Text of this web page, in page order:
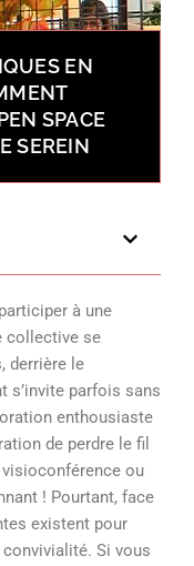
EN
SPACE
SEREIN
à une
collective se
derrière le
s’invite parfois sans
enthousiaste
de perdre le fil
visioconférence ou
! Pourtant, face
existent pour
Si vous